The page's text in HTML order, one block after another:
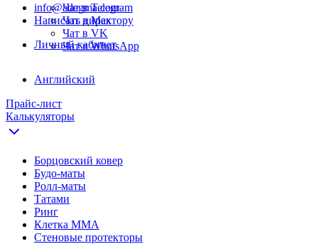
Чат в Telegram
Чат в Max
Чат в VK
Чат в WhatsApp
info@adegma.com
Написать директору
Личный кабинет
Английский
Прайс-лист
Калькуляторы
Борцовский ковер
Будо-маты
Ролл-маты
Татами
Ринг
Клетка ММА
Стеновые протекторы